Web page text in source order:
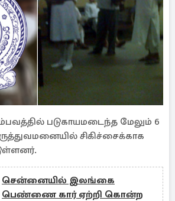
படுகாயமடைந்த மேலும் 6
சிகிச்சைக்காக
சென்னையில் இலங்கை
பெண்ணை கார் ஏற்றி கொன்ற